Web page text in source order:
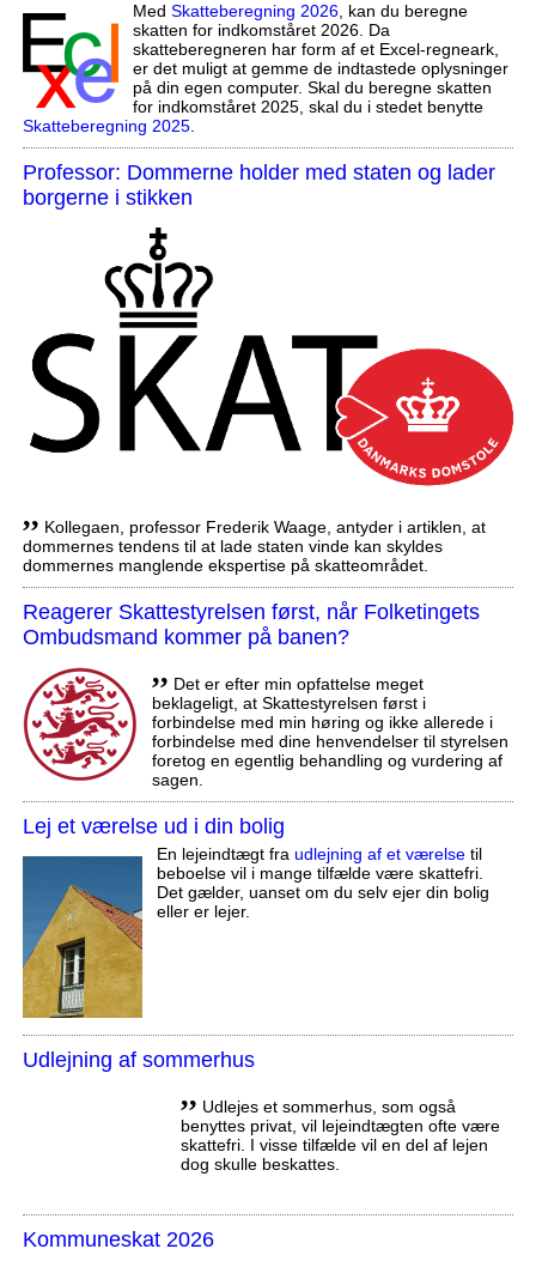
Med Skatteberegning 2026, kan du beregne
skatten for indkomståret 2026. Da
skatteberegneren har form af et Excel-regneark,
er det muligt at gemme de indtastede oplysninger
på din egen computer. Skal du beregne skatten
for indkomståret 2025, skal du i stedet benytte
Skatteberegning 2025.
Professor: Dommerne holder med staten og lader
borgerne i stikken
,, Kollegaen, professor Frederik Waage, antyder i artiklen, at
dommernes tendens til at lade staten vinde kan skyldes
dommernes manglende ekspertise på skatteområdet.
Reagerer Skattestyrelsen først, når Folketingets
Ombudsmand kommer på banen?
,, Det er efter min opfattelse meget
beklageligt, at Skattestyrelsen først i
forbindelse med min høring og ikke allerede i
forbindelse med dine henvendelser til styrelsen
foretog en egentlig behandling og vurdering af
sagen.
Lej et værelse ud i din bolig
En lejeindtægt fra udlejning af et værelsetil
beboelse vil i mange tilfælde være skattefri.
Det gælder, uanset om du selv ejer din bolig
eller er lejer.
Udlejning af sommerhus
,, Udlejes et sommerhus, som også
benyttes privat, vil lejeindtægten ofte være
skattefri. I visse tilfælde vil en del af lejen
dog skulle beskattes.
Kommuneskat 2026